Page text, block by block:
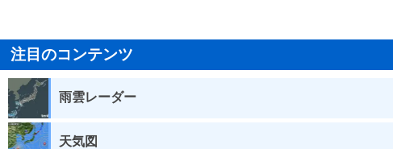
注目のコンテンツ
雨雲レーダー
天気図